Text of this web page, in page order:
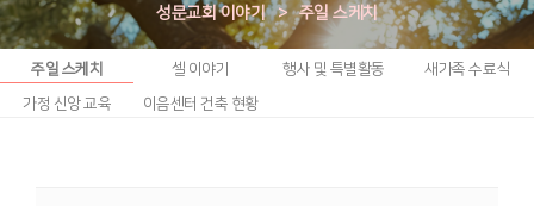
성문교회 이야기 > 주일 스케치
주일 스케치 셀 이야기 행사 및 특별활동 새가족 수료식
가정 신앙 교육 이음센터 건축 현황